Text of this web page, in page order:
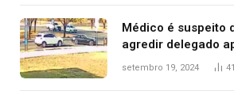
Médico é suspeito
agredir delegado
durante confusão
setembro 19, 2024 41